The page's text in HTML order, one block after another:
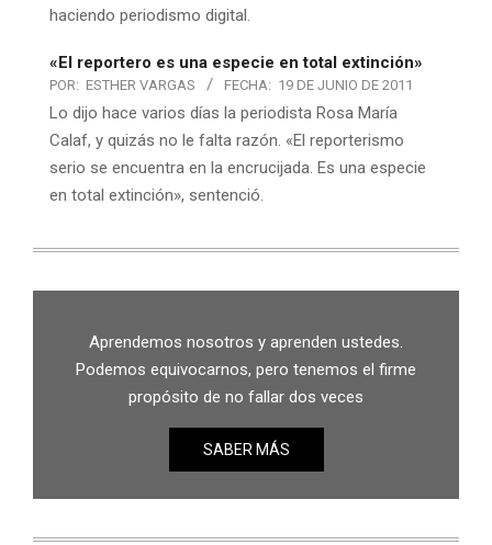
haciendo periodismo digital.
«El reportero es una especie en total extinción»
POR: ESTHER VARGAS FECHA: 19 DE JUNIO DE 2011
Lo dijo hace varios días la periodista Rosa María
Calaf, y quizás no le falta razón. «El reporterismo
serio se encuentra en la encrucijada. Es una especie
en total extinción», sentenció.
Aprendemos nosotros y aprenden ustedes.
Podemos equivocarnos, pero tenemos el firme
propósito de no fallar dos veces
SABER MÁS